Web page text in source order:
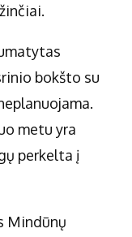
bokšto su
metu yra
perkelta į
Mindūnų